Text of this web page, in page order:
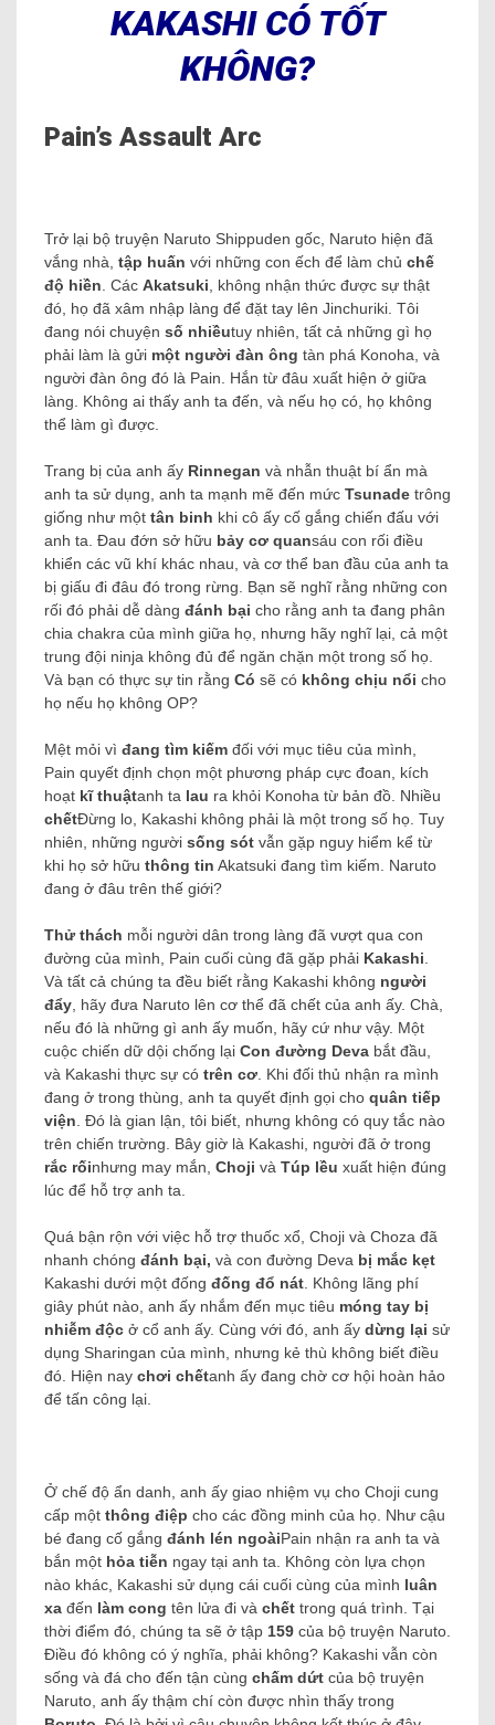
KAKASHI CÓ TỐT
KHÔNG?
Pain’s Assault Arc
Trở lại bộ truyện Naruto Shippuden gốc, Naruto hiện đã
vắng nhà, tập huấn với những con ếch để làm chủ chế
độ hiền. Các Akatsuki, không nhận thức được sự thật
đó, họ đã xâm nhập làng để đặt tay lên Jinchuriki. Tôi
đang nói chuyện số nhiềutuy nhiên, tất cả những gì họ
phải làm là gửi một người đàn ông tàn phá Konoha, và
người đàn ông đó là Pain. Hắn từ đâu xuất hiện ở giữa
làng. Không ai thấy anh ta đến, và nếu họ có, họ không
thể làm gì được.
Trang bị của anh ấy Rinnegan và nhẫn thuật bí ẩn mà
anh ta sử dụng, anh ta mạnh mẽ đến mức Tsunade trông
giống như một tân binh khi cô ấy cố gắng chiến đấu với
anh ta. Đau đớn sở hữu bảy cơ quansáu con rối điều
khiển các vũ khí khác nhau, và cơ thể ban đầu của anh ta
bị giấu đi đâu đó trong rừng. Bạn sẽ nghĩ rằng những con
rối đó phải dễ dàng đánh bại cho rằng anh ta đang phân
chia chakra của mình giữa họ, nhưng hãy nghĩ lại, cả một
trung đội ninja không đủ để ngăn chặn một trong số họ.
Và bạn có thực sự tin rằng Có sẽ có không chịu nổi cho
họ nếu họ không OP?
Mệt mỏi vì đang tìm kiếm đối với mục tiêu của mình,
Pain quyết định chọn một phương pháp cực đoan, kích
hoạt kĩ thuậtanh ta lau ra khỏi Konoha từ bản đồ. Nhiều
chếtĐừng lo, Kakashi không phải là một trong số họ. Tuy
nhiên, những người sống sót vẫn gặp nguy hiểm kể từ
khi họ sở hữu thông tin Akatsuki đang tìm kiếm. Naruto
đang ở đâu trên thế giới?
Thử thách mỗi người dân trong làng đã vượt qua con
đường của mình, Pain cuối cùng đã gặp phải Kakashi.
Và tất cả chúng ta đều biết rằng Kakashi không người
đẩy, hãy đưa Naruto lên cơ thể đã chết của anh ấy. Chà,
nếu đó là những gì anh ấy muốn, hãy cứ như vậy. Một
cuộc chiến dữ dội chống lại Con đường Deva bắt đầu,
và Kakashi thực sự có trên cơ. Khi đối thủ nhận ra mình
đang ở trong thùng, anh ta quyết định gọi cho quân tiếp
viện. Đó là gian lận, tôi biết, nhưng không có quy tắc nào
trên chiến trường. Bây giờ là Kakashi, người đã ở trong
rắc rốinhưng may mắn, Choji và Túp lều xuất hiện đúng
lúc để hỗ trợ anh ta.
Quá bận rộn với việc hỗ trợ thuốc xổ, Choji và Choza đã
nhanh chóng đánh bại, và con đường Deva bị mắc kẹt
Kakashi dưới một đống đống đổ nát. Không lãng phí
giây phút nào, anh ấy nhắm đến mục tiêu móng tay bị
nhiễm độc ở cổ anh ấy. Cùng với đó, anh ấy dừng lại sử
dụng Sharingan của mình, nhưng kẻ thù không biết điều
đó. Hiện nay chơi chếtanh ấy đang chờ cơ hội hoàn hảo
để tấn công lại.
Ở chế độ ẩn danh, anh ấy giao nhiệm vụ cho Choji cung
cấp một thông điệp cho các đồng minh của họ. Như cậu
bé đang cố gắng đánh lén ngoàiPain nhận ra anh ta và
bắn một hỏa tiễn ngay tại anh ta. Không còn lựa chọn
nào khác, Kakashi sử dụng cái cuối cùng của mình luân
xa đến làm cong tên lửa đi và chết trong quá trình. Tại
thời điểm đó, chúng ta sẽ ở tập 159 của bộ truyện Naruto.
Điều đó không có ý nghĩa, phải không? Kakashi vẫn còn
sống và đá cho đến tận cùng chấm dứt của bộ truyện
Naruto, anh ấy thậm chí còn được nhìn thấy trong